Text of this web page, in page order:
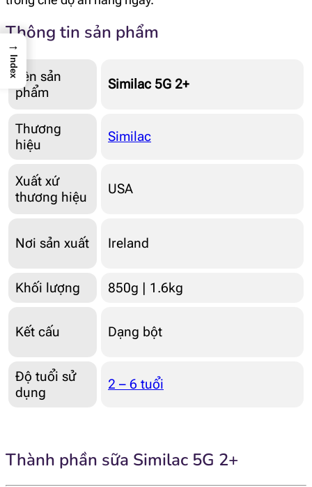
Thông tin sản phẩm
Tên sản
phẩm
Similac 5G 2+
Thương
hiệu
Similac
Xuất xứ
thương hiệu
USA
Nơi sản xuất Ireland
Khối lượng 850g | 1.6kg
Kết cấu Dạng bột
Độ tuổi sử
dụng
2 – 6 tuổi
Thành phần sữa Similac 5G 2+
→
Index